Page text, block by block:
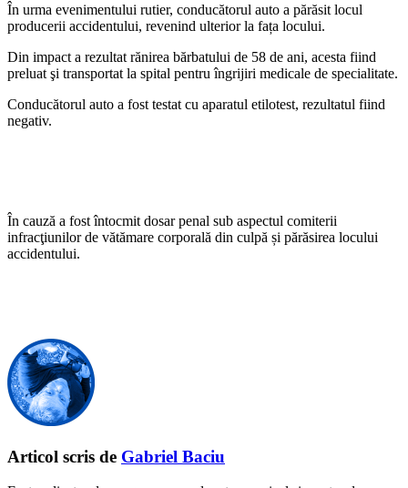
În urma evenimentului rutier, conducătorul auto a părăsit locul
producerii accidentului, revenind ulterior la fața locului.
Din impact a rezultat rănirea bărbatului de 58 de ani, acesta fiind
preluat şi transportat la spital pentru îngrijiri medicale de specialitate.
Conducătorul auto a fost testat cu aparatul etilotest, rezultatul fiind
negativ.
În cauză a fost întocmit dosar penal sub aspectul comiterii
infracţiunilor de vătămare corporală din culpă și părăsirea locului
accidentului.
Articol scris de Gabriel Baciu